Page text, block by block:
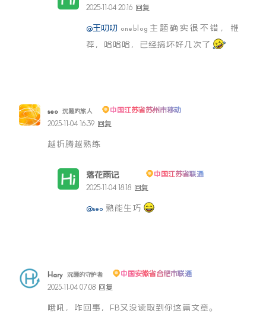
2025-11-04 20:16 回复
@王叨叨 oneblog主题确实很不错，推
荐，哈哈哈，已经搞坏好几次了
seo 沉睡的旅人
中国江苏省苏州市移动
2025-11-04 16:39 回复
越折腾越熟练
落花雨记
中国江苏省联通
2025-11-04 18:18 回复
@seo 熟能生巧
Hary 沉睡的守护者
中国安徽省合肥市联通
2025-11-04 07:08 回复
哦吼，咋回事，FB又没读取到你这篇文章。